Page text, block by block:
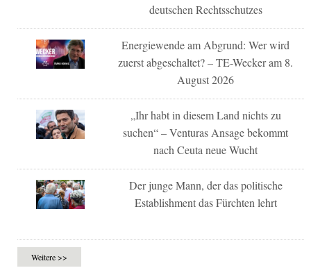
deutschen Rechtsschutzes
Energiewende am Abgrund: Wer wird
zuerst abgeschaltet? – TE-Wecker am 8.
August 2026
„Ihr habt in diesem Land nichts zu
suchen“ – Venturas Ansage bekommt
nach Ceuta neue Wucht
Der junge Mann, der das politische
Establishment das Fürchten lehrt
Weitere >>